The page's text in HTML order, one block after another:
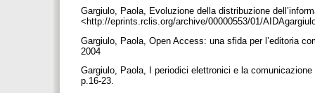
Gargiulo, Paola, Evoluzione della distribuzione
<http://eprints.rclis.org/archive/00000553/01/
Gargiulo, Paola, Open Access: una sfida per l’editoria
2004
Gargiulo, Paola, I periodici elettronici e la
p.16-23.